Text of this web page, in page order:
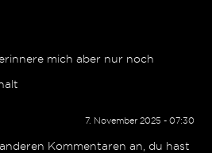
mich aber nur noch
7. November 2025 - 07:30
Kommentaren an, du hast